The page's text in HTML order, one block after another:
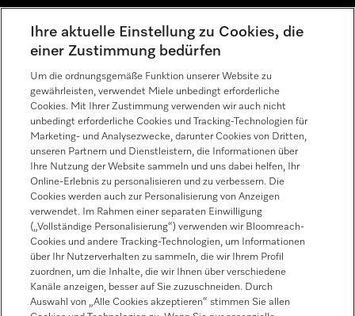
Miele Experience Center
Miele Experience Center Spreitenbach
Miele Experience Center Crissier
Newsletter
Miele auf Youtube
Miele auf Instagram
Miele auf Facebook
Miele auf LinkedIn
Miele auf LinkedIn
Ihre aktuelle Einstellung zu Cookies, die
einer Zustimmung bedürfen
Um die ordnungsgemäße Funktion unserer Website zu
gewährleisten, verwendet Miele unbedingt erforderliche
Cookies. Mit Ihrer Zustimmung verwenden wir auch nicht
unbedingt erforderliche Cookies und Tracking-Technologien für
Marketing- und Analysezwecke, darunter Cookies von Dritten,
unseren Partnern und Dienstleistern, die Informationen über
Ihre Nutzung der Website sammeln und uns dabei helfen, Ihr
Online-Erlebnis zu personalisieren und zu verbessern. Die
Cookies werden auch zur Personalisierung von Anzeigen
verwendet. Im Rahmen einer separaten Einwilligung
(„Vollständige Personalisierung“) verwenden wir Bloomreach-
Cookies und andere Tracking-Technologien, um Informationen
über Ihr Nutzerverhalten zu sammeln, die wir Ihrem Profil
zuordnen, um die Inhalte, die wir Ihnen über verschiedene
Kanäle anzeigen, besser auf Sie zuzuschneiden. Durch
Auswahl von „Alle Cookies akzeptieren“ stimmen Sie allen